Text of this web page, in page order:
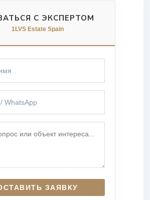
С ЭКСПЕРТОМ
1LVS Estate Spain